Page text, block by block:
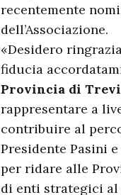
recentemente
dell’Associazione.
«Desidero
fiducia
Provincia di
rappresentare a
contribuire al
Presidente Pasini
per ridare alle
di enti strategici